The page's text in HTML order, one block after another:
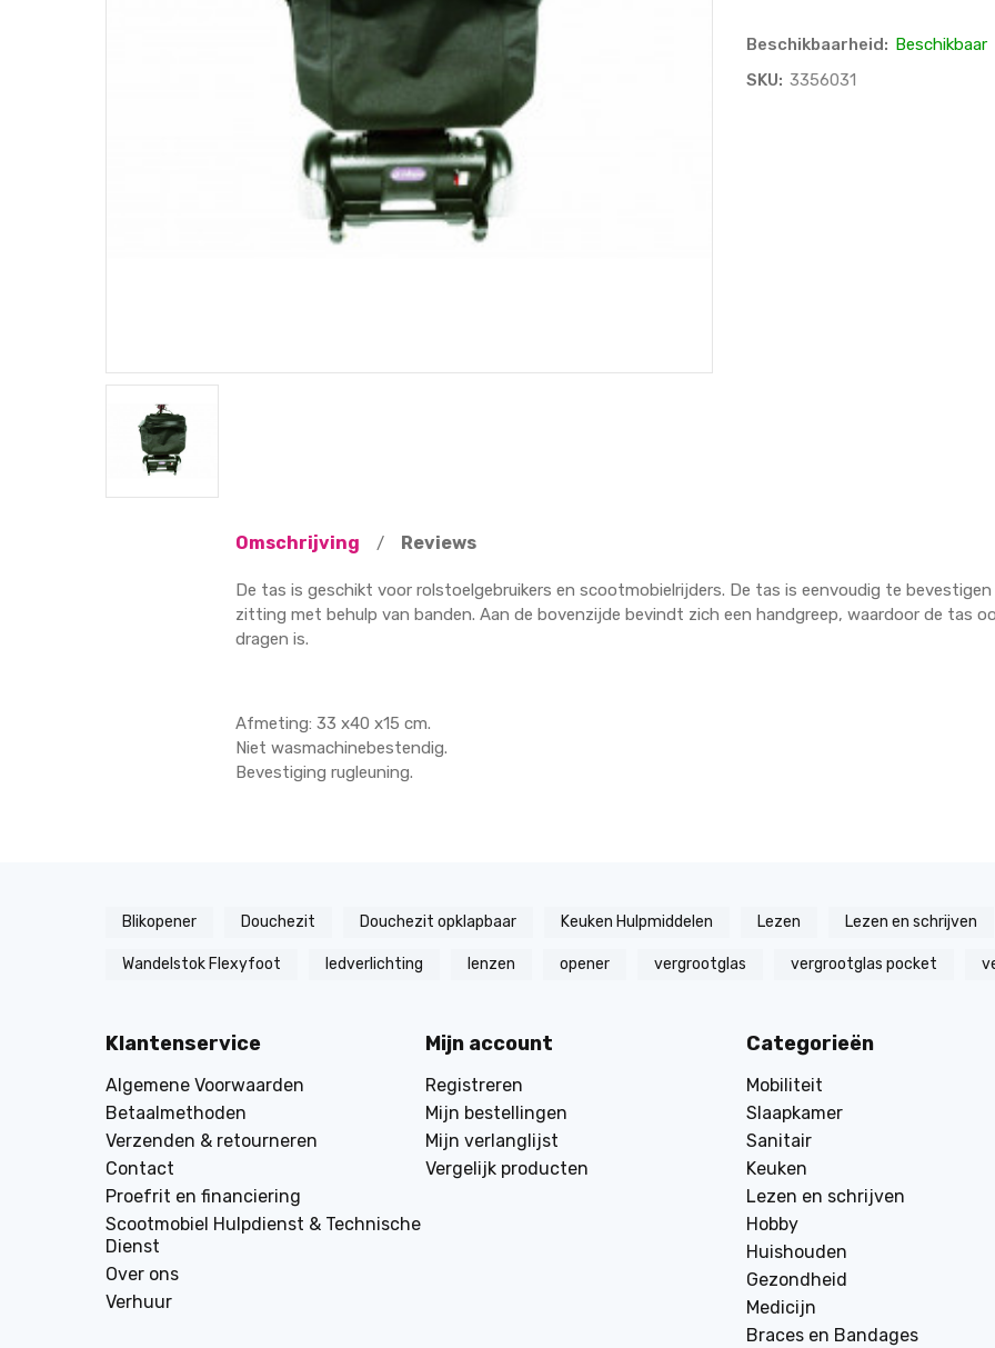
Beschikbaarheid: Beschikbaar
SKU: 3356031
Omschrijving / Reviews
De tas is geschikt voor rolstoelgebruikers en scootmobielrijders. De tas is eenvoudig te
zitting met behulp van banden. Aan de bovenzijde bevindt zich een handgreep, waardoor de tas
dragen is.
Afmeting: 33 x40 x15 cm.
Niet wasmachinebestendig.
Bevestiging rugleuning.
Blikopener Douchezit Douchezit opklapbaar Keuken Hulpmiddelen Lezen Lezen en schrijven
Wandelstok Flexyfoot ledverlichting lenzen opener vergrootglas vergrootglas pocket
Klantenservice
Algemene Voorwaarden
Betaalmethoden
Verzenden & retourneren
Contact
Proefrit en financiering
Scootmobiel Hulpdienst & Technische
Dienst
Over ons
Verhuur
Mijn account
Registreren
Mijn bestellingen
Mijn verlanglijst
Vergelijk producten
Categorieën
Mobiliteit
Slaapkamer
Sanitair
Keuken
Lezen en schrijven
Hobby
Huishouden
Gezondheid
Medicijn
Braces en Bandages